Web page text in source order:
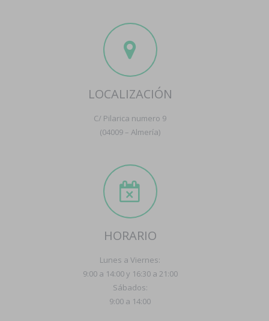
LOCALIZACIÓN
C/ Pilarica numero 9
(04009 – Almería)
HORARIO
Lunes a Viernes:
9:00 a 14:00 y 16:30 a 21:00
Sábados:
9:00 a 14:00